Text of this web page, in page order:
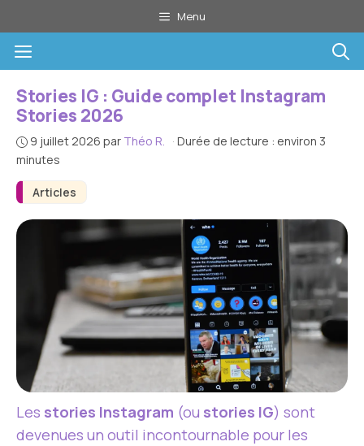
au
contenu
Menu
Menu
Articles
Stories IG : Guide complet Instagram
Stories 2026
9 juillet 2026 par Théo R. · Durée de lecture : environ 3
minutes
Les stories Instagram (ou stories IG) sont
devenues un outil incontournable pour les